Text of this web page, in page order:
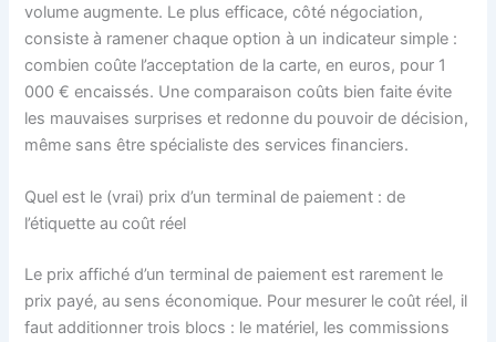
volume augmente. Le plus efficace, côté négociation,
consiste à ramener chaque option à un indicateur simple :
combien coûte l’acceptation de la carte, en euros, pour 1
000 € encaissés. Une comparaison coûts bien faite évite
les mauvaises surprises et redonne du pouvoir de décision,
même sans être spécialiste des services financiers.
Quel est le (vrai) prix d’un terminal de paiement : de
l’étiquette au coût réel
Le prix affiché d’un terminal de paiement est rarement le
prix payé, au sens économique. Pour mesurer le coût réel, il
faut additionner trois blocs : le matériel, les commissions